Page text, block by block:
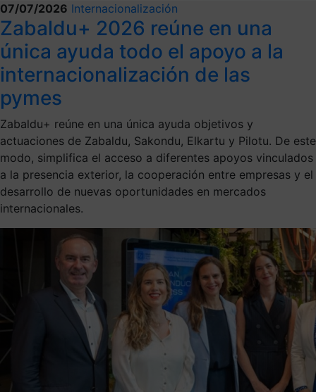
07/07/2026 Internacionalización
Zabaldu+ 2026 reúne en una
única ayuda todo el apoyo a la
internacionalización de las
pymes
Zabaldu+ reúne en una única ayuda objetivos y
actuaciones de Zabaldu, Sakondu, Elkartu y Pilotu. De este
modo, simplifica el acceso a diferentes apoyos vinculados
a la presencia exterior, la cooperación entre empresas y el
desarrollo de nuevas oportunidades en mercados
internacionales.